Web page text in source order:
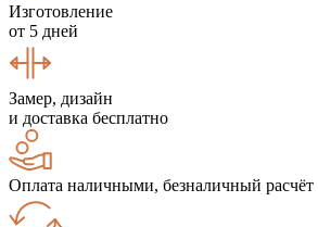
Изготовление
от 5 дней
Замер, дизайн
и доставка бесплатно
Оплата наличными, безналичный расчёт